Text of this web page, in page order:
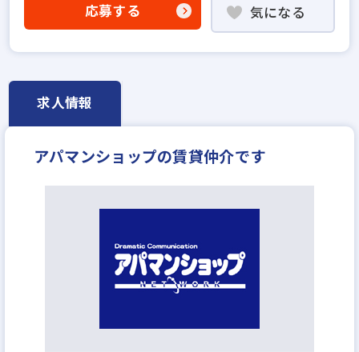
不動産売買仲介経験者歓迎
成果給が充実
英語・中国語を活かせる
学歴不問
宅建取引士歓迎
年齢不問
資格支援制度あり
研修制度あり
不動産ITベンチャー
月給30万円
応募する 気になる
求人情報
アパマンショップの賃貸仲介です